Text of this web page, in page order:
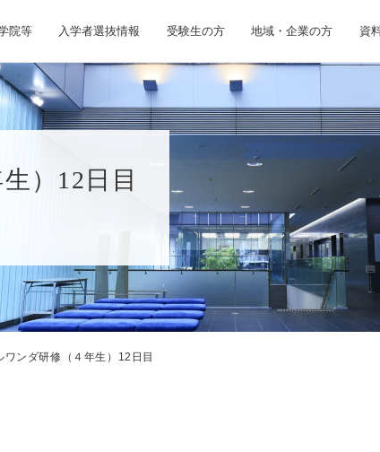
院等 入学者選抜情報 受験生の方 地域・企業の方 資
）12日目
ワンダ研修（４年生）12日目